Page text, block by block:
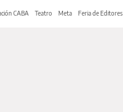
CABA Teatro Meta Feria de Editores